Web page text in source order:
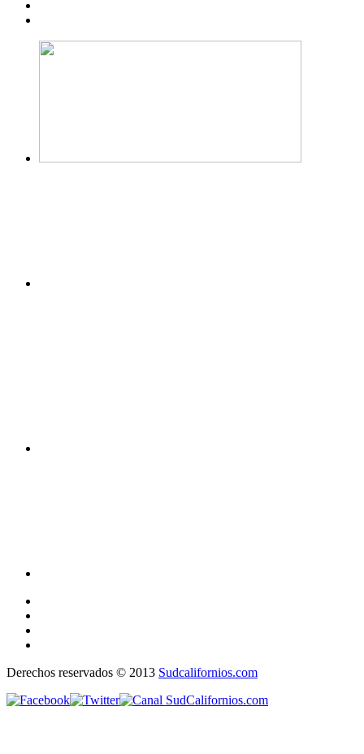
Derechos reservados © 2013 Sudcalifornios.com